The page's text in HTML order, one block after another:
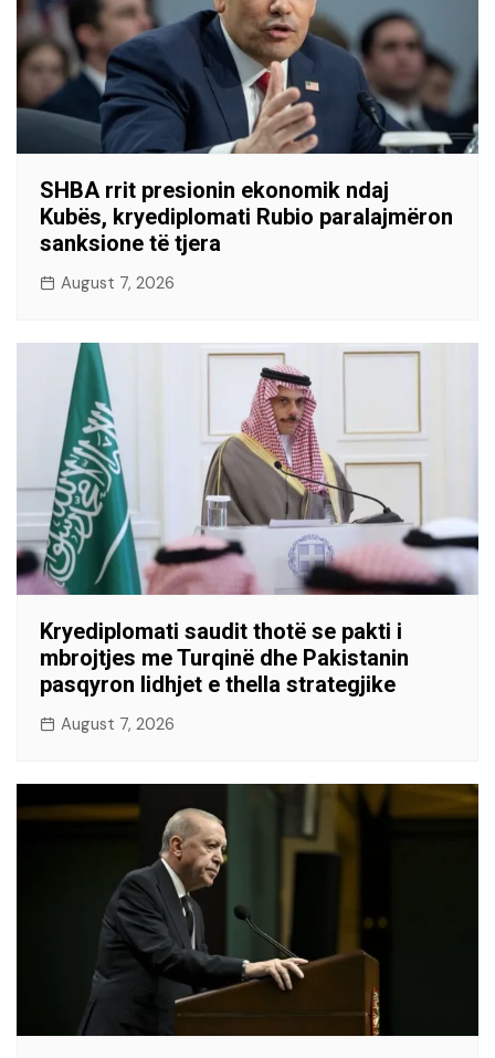
SHBA rrit presionin ekonomik ndaj
Kubës, kryediplomati Rubio paralajmëron
sanksione të tjera
August 7, 2026
Kryediplomati saudit thotë se pakti i
mbrojtjes me Turqinë dhe Pakistanin
pasqyron lidhjet e thella strategjike
August 7, 2026